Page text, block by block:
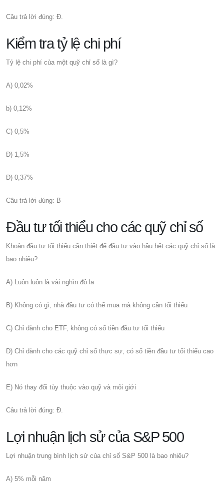
Câu trả lời đúng: Đ.
Kiểm tra tỷ lệ chi phí
Tỷ lệ chi phí của một quỹ chỉ số là gì?
A) 0,02%
b) 0,12%
C) 0,5%
Đ) 1,5%
Đ) 0,37%
Câu trả lời đúng: B
Đầu tư tối thiểu cho các quỹ chỉ số
Khoản đầu tư tối thiểu cần thiết để đầu tư vào hầu hết các quỹ chỉ số là
bao nhiêu?
A) Luôn luôn là vài nghìn đô la
B) Không có gì, nhà đầu tư có thể mua mà không cần tối thiểu
C) Chỉ dành cho ETF, không có số tiền đầu tư tối thiểu
D) Chỉ dành cho các quỹ chỉ số thực sự, có số tiền đầu tư tối thiểu cao
hơn
E) Nó thay đổi tùy thuộc vào quỹ và môi giới
Câu trả lời đúng: Đ.
Lợi nhuận lịch sử của S&P 500
Lợi nhuận trung bình lịch sử của chỉ số S&P 500 là bao nhiêu?
A) 5% mỗi năm